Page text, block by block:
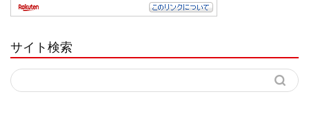
サイト検索